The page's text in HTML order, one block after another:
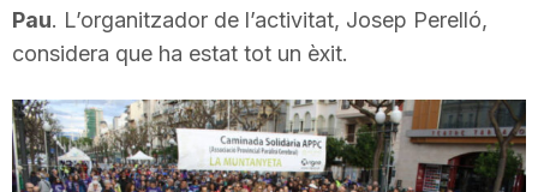
d
Pau. L’organitzador de l’activitat, Josep Perelló,
considera que ha estat tot un èxit.